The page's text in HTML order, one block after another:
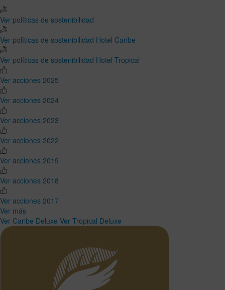
Ver políticas de sostenibilidad
Ver políticas de sostenibilidad Hotel Caribe
Ver políticas de sostenibilidad Hotel Tropical
Ver acciones 2025
Ver acciones 2024
Ver acciones 2023
Ver acciones 2022
Ver acciones 2019
Ver acciones 2018
Ver acciones 2017
Ver más
Ver Caribe Deluxe Ver Tropical Deluxe